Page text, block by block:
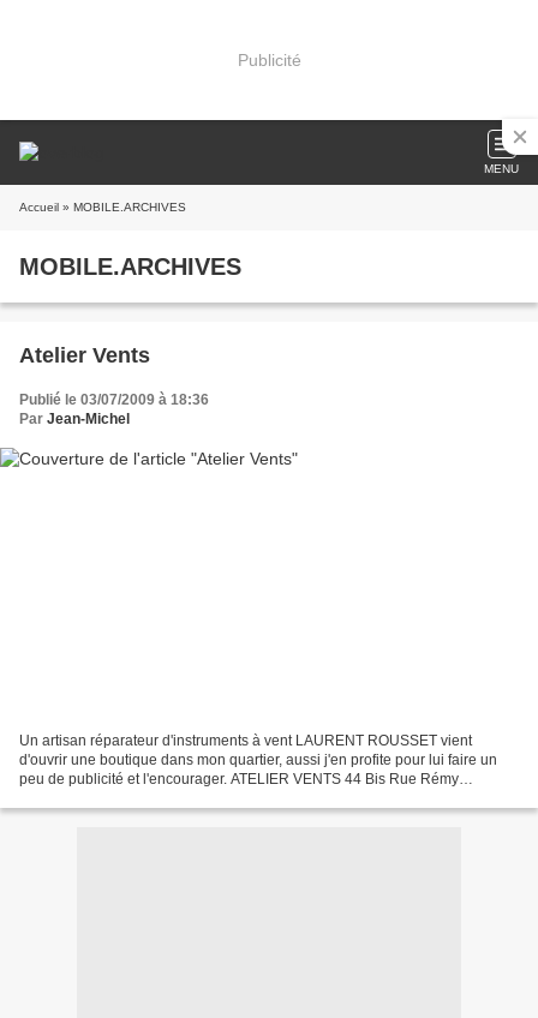
Publicité
MENU
Accueil » MOBILE.ARCHIVES
MOBILE.ARCHIVES
Atelier Vents
Publié le 03/07/2009 à 18:36
Par Jean-Michel
Un artisan réparateur d'instruments à vent LAURENT ROUSSET vient
d'ouvrir une boutique dans mon quartier, aussi j'en profite pour lui faire un
peu de publicité et l'encourager. ATELIER VENTS 44 Bis Rue Rémy
http://ateliervents.monsite.orange.fr/index.jhtml...